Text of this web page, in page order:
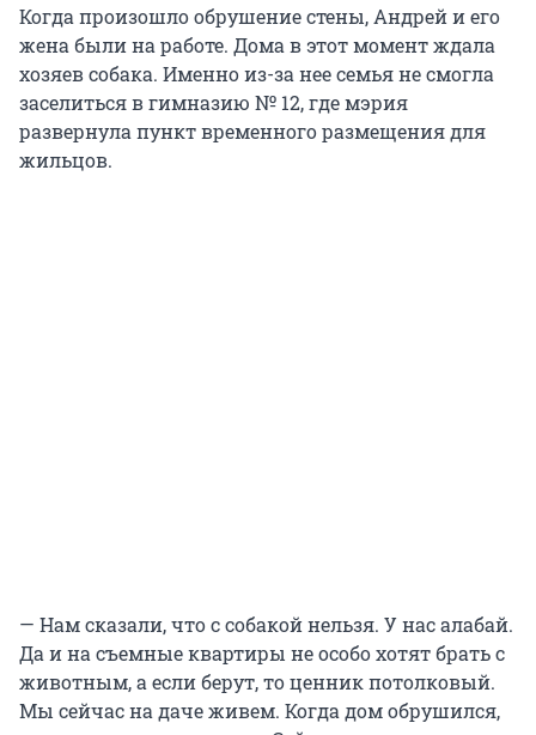
Когда произошло обрушение стены, Андрей и его
жена были на работе. Дома в этот момент ждала
хозяев собака. Именно из-за нее семья не смогла
заселиться в гимназию № 12, где мэрия
развернула пункт временного размещения для
жильцов.
— Нам сказали, что с собакой нельзя. У нас алабай.
Да и на съемные квартиры не особо хотят брать с
животным, а если берут, то ценник потолковый.
Мы сейчас на даче живем. Когда дом обрушился,